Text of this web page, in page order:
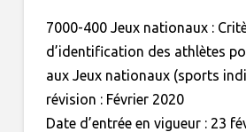
7000-400 Jeux nationaux :
d’identification des athlètes
aux Jeux nationaux (sports
révision :
Date d’entrée en vigueur :